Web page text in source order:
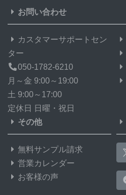
お問い合わせ
カスタマーサポートセン
ター
050-1782-6210
月～金 9:00～19:00
土 9:00～17:00
定休日 日曜・祝日
その他
無料サンプル請求
営業カレンダー
お客様の声